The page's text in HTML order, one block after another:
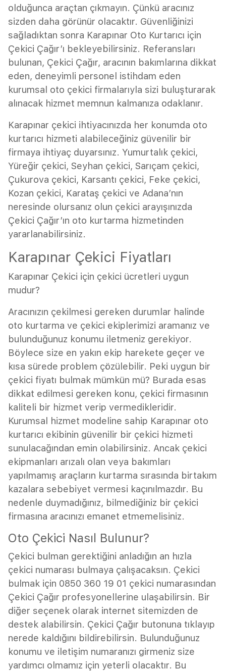
olduğunca araçtan çıkmayın. Çünkü aracınız
sizden daha görünür olacaktır. Güvenliğinizi
sağladıktan sonra Karapınar Oto Kurtarıcı için
Çekici Çağır’ı bekleyebilirsiniz. Referansları
bulunan, Çekici Çağır, aracının bakımlarına dikkat
eden, deneyimli personel istihdam eden
kurumsal oto çekici firmalarıyla sizi buluşturarak
alınacak hizmet memnun kalmanıza odaklanır.
Karapınar çekici ihtiyacınızda her konumda oto
kurtarıcı hizmeti alabileceğiniz güvenilir bir
firmaya ihtiyaç duyarsınız. Yumurtalık çekici,
Yüreğir çekici, Seyhan çekici, Sarıçam çekici,
Çukurova çekici, Karsantı çekici, Feke çekici,
Kozan çekici, Karataş çekici ve Adana’nın
neresinde olursanız olun çekici arayışınızda
Çekici Çağır’ın oto kurtarma hizmetinden
yararlanabilirsiniz.
Karapınar Çekici Fiyatları
Karapınar Çekici için çekici ücretleri uygun
mudur?
Aracınızın çekilmesi gereken durumlar halinde
oto kurtarma ve çekici ekiplerimizi aramanız ve
bulunduğunuz konumu iletmeniz gerekiyor.
Böylece size en yakın ekip harekete geçer ve
kısa sürede problem çözülebilir. Peki uygun bir
çekici fiyatı bulmak mümkün mü? Burada esas
dikkat edilmesi gereken konu, çekici firmasının
kaliteli bir hizmet verip vermedikleridir.
Kurumsal hizmet modeline sahip Karapınar oto
kurtarıcı ekibinin güvenilir bir çekici hizmeti
sunulacağından emin olabilirsiniz. Ancak çekici
ekipmanları arızalı olan veya bakımları
yapılmamış araçların kurtarma sırasında birtakım
kazalara sebebiyet vermesi kaçınılmazdır. Bu
nedenle duymadığınız, bilmediğiniz bir çekici
firmasına aracınızı emanet etmemelisiniz.
Oto Çekici Nasıl Bulunur?
Çekici bulman gerektiğini anladığın an hızla
çekici numarası bulmaya çalışacaksın. Çekici
bulmak için 0850 360 19 01 çekici numarasından
Çekici Çağır profesyonellerine ulaşabilirsin. Bir
diğer seçenek olarak internet sitemizden de
destek alabilirsin. Çekici Çağır butonuna tıklayıp
nerede kaldığını bildirebilirsin. Bulunduğunuz
konumu ve iletişim numaranızı girmeniz size
yardımcı olmamız için yeterli olacaktır. Bu